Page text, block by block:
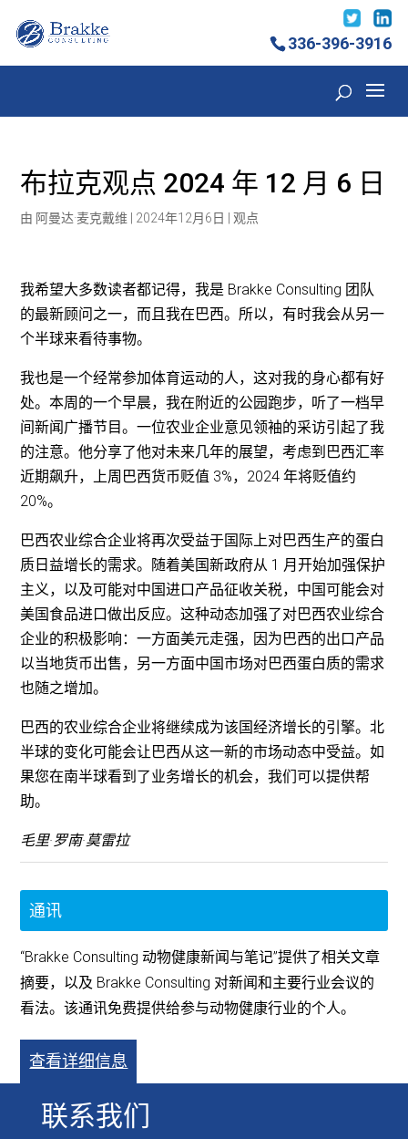
336-396-3916
布拉克观点 2024 年 12 月 6 日
由 阿曼达·麦克戴维 2024年12月6日 |观点
我希望大多数读者都记得，我是 Brakke Consulting 团队
的最新顾问之一，而且我在巴西。所以，有时我会从另一
个半球来看待事物。
我也是一个经常参加体育运动的人，这对我的身心都有好
处。本周的一个早晨，我在附近的公园跑步，听了一档早
间新闻广播节目。一位农业企业意见领袖的采访引起了我
的注意。他分享了他对未来几年的展望，考虑到巴西汇率
近期飙升，上周巴西货币贬值 3%，2024 年将贬值约
20%。
巴西农业综合企业将再次受益于国际上对巴西生产的蛋白
质日益增长的需求。随着美国新政府从 1 月开始加强保护
主义，以及可能对中国进口产品征收关税，中国可能会对
美国食品进口做出反应。这种动态加强了对巴西农业综合
企业的积极影响：一方面美元走强，因为巴西的出口产品
以当地货币出售，另一方面中国市场对巴西蛋白质的需求
也随之增加。
巴西的农业综合企业将继续成为该国经济增长的引擎。北
半球的变化可能会让巴西从这一新的市场动态中受益。如
果您在南半球看到了业务增长的机会，我们可以提供帮
助。
毛里·罗南·莫雷拉
通讯
“Brakke Consulting 动物健康新闻与笔记”提供了相关文章
摘要，以及 Brakke Consulting 对新闻和主要行业会议的
看法。该通讯免费提供给参与动物健康行业的个人。
查看详细信息
联系我们